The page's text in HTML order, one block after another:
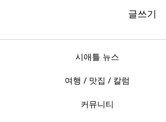
글쓰기
시애틀 뉴스
여행 / 맛집 / 칼럼
커뮤니티